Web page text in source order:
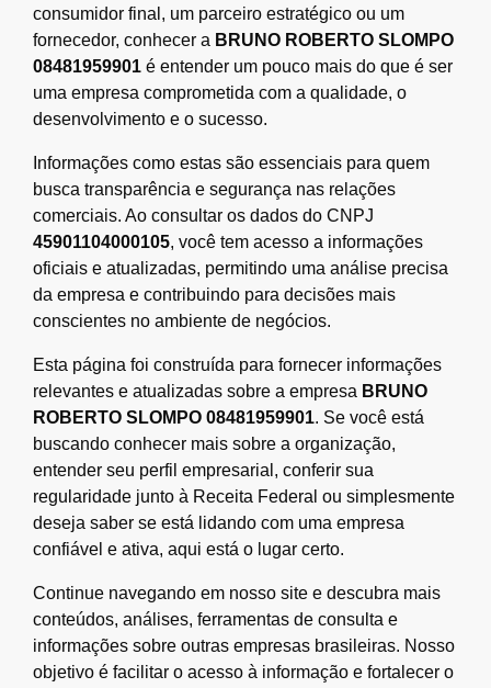
consumidor final, um parceiro estratégico ou um
fornecedor, conhecer a BRUNO ROBERTO SLOMPO
08481959901 é entender um pouco mais do que é ser
uma empresa comprometida com a qualidade, o
desenvolvimento e o sucesso.
Informações como estas são essenciais para quem
busca transparência e segurança nas relações
comerciais. Ao consultar os dados do CNPJ
45901104000105, você tem acesso a informações
oficiais e atualizadas, permitindo uma análise precisa
da empresa e contribuindo para decisões mais
conscientes no ambiente de negócios.
Esta página foi construída para fornecer informações
relevantes e atualizadas sobre a empresa BRUNO
ROBERTO SLOMPO 08481959901. Se você está
buscando conhecer mais sobre a organização,
entender seu perfil empresarial, conferir sua
regularidade junto à Receita Federal ou simplesmente
deseja saber se está lidando com uma empresa
confiável e ativa, aqui está o lugar certo.
Continue navegando em nosso site e descubra mais
conteúdos, análises, ferramentas de consulta e
informações sobre outras empresas brasileiras. Nosso
objetivo é facilitar o acesso à informação e fortalecer o